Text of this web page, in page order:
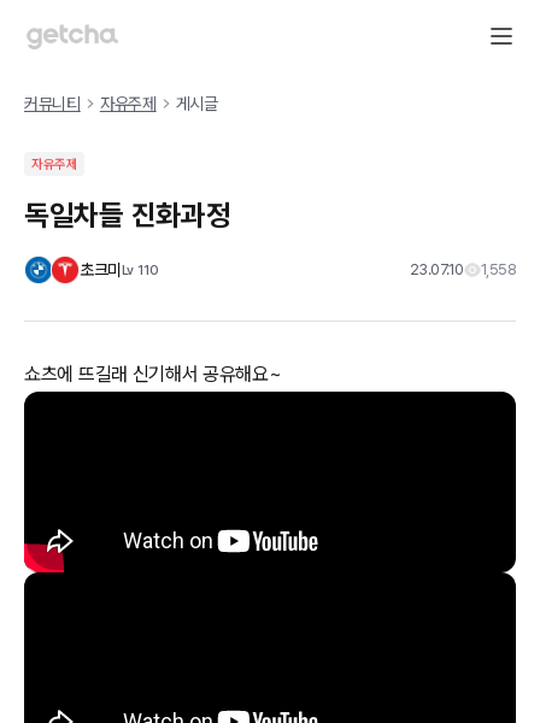
커뮤니티 자유주제 게시글
자유주제
독일차들 진화과정
초크미 Lv 110 23.07.10 1,558
쇼츠에 뜨길래 신기해서 공유해요~